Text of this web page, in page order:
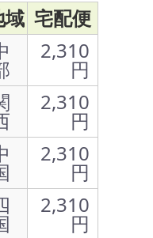
域 宅配便
2,310
円
2,310
円
2,310
円
2,310
円